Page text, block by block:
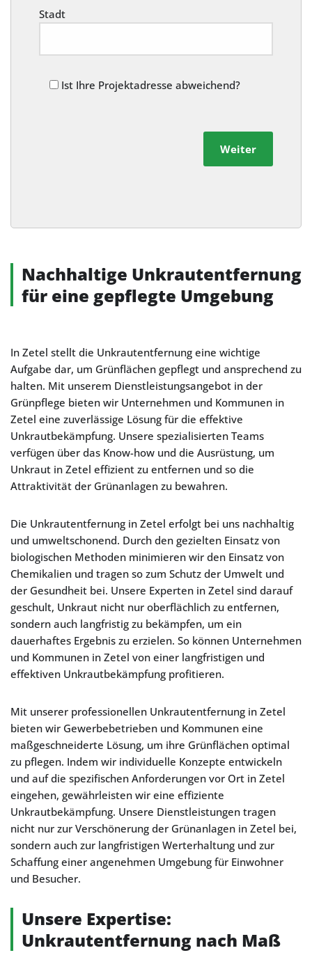
Stadt
Ist Ihre Projektadresse abweichend?
Weiter
Alternative:
Nachhaltige Unkrautentfernung
für eine gepflegte Umgebung
In Zetel stellt die Unkrautentfernung eine wichtige
Aufgabe dar, um Grünflächen gepflegt und ansprechend zu
halten. Mit unserem Dienstleistungsangebot in der
Grünpflege bieten wir Unternehmen und Kommunen in
Zetel eine zuverlässige Lösung für die effektive
Unkrautbekämpfung. Unsere spezialisierten Teams
verfügen über das Know-how und die Ausrüstung, um
Unkraut in Zetel effizient zu entfernen und so die
Attraktivität der Grünanlagen zu bewahren.
Die Unkrautentfernung in Zetel erfolgt bei uns nachhaltig
und umweltschonend. Durch den gezielten Einsatz von
biologischen Methoden minimieren wir den Einsatz von
Chemikalien und tragen so zum Schutz der Umwelt und
der Gesundheit bei. Unsere Experten in Zetel sind darauf
geschult, Unkraut nicht nur oberflächlich zu entfernen,
sondern auch langfristig zu bekämpfen, um ein
dauerhaftes Ergebnis zu erzielen. So können Unternehmen
und Kommunen in Zetel von einer langfristigen und
effektiven Unkrautbekämpfung profitieren.
Mit unserer professionellen Unkrautentfernung in Zetel
bieten wir Gewerbebetrieben und Kommunen eine
maßgeschneiderte Lösung, um ihre Grünflächen optimal
zu pflegen. Indem wir individuelle Konzepte entwickeln
und auf die spezifischen Anforderungen vor Ort in Zetel
eingehen, gewährleisten wir eine effiziente
Unkrautbekämpfung. Unsere Dienstleistungen tragen
nicht nur zur Verschönerung der Grünanlagen in Zetel bei,
sondern auch zur langfristigen Werterhaltung und zur
Schaffung einer angenehmen Umgebung für Einwohner
und Besucher.
Unsere Expertise:
Unkrautentfernung nach Maß